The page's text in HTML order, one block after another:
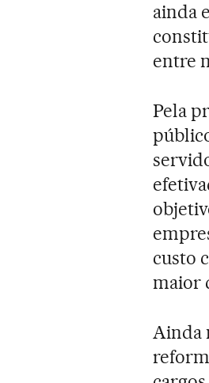
ainda
entre
Pela
custo
maior
Ainda